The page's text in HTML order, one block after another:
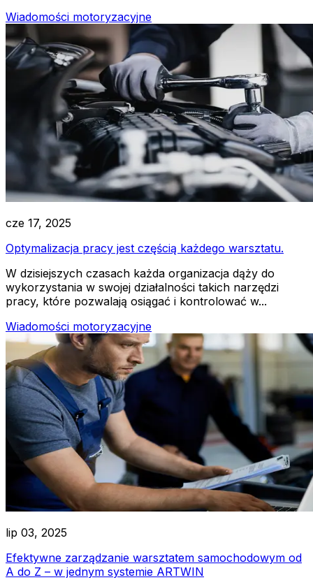
Wiadomości motoryzacyjne
cze 17, 2025
Optymalizacja pracy jest częścią każdego warsztatu.
W dzisiejszych czasach każda organizacja dąży do
wykorzystania w swojej działalności takich narzędzi
pracy, które pozwalają osiągać i kontrolować w...
Wiadomości motoryzacyjne
lip 03, 2025
Efektywne zarządzanie warsztatem samochodowym od
A do Z – w jednym systemie ARTWIN